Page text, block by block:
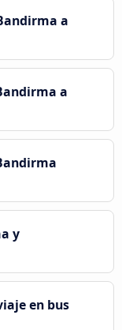
a
a
y
en bus